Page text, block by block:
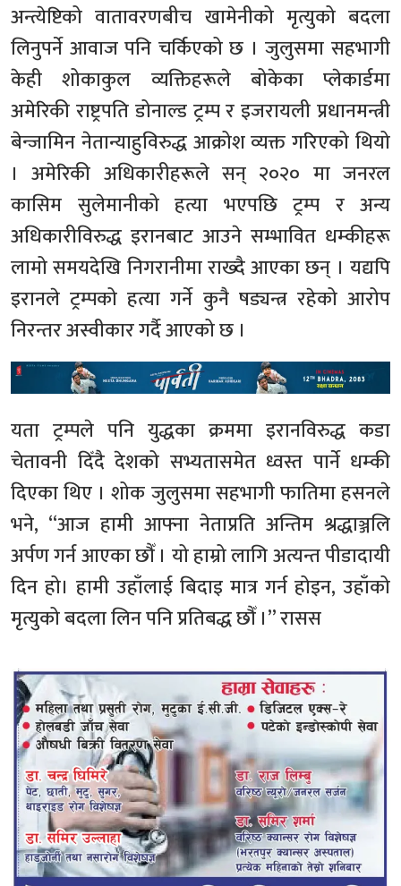
अन्त्येष्टिको वातावरणबीच खामेनीको मृत्युको बदला
लिनुपर्ने आवाज पनि चर्किएको छ । जुलुसमा सहभागी
केही शोकाकुल व्यक्तिहरूले बोकेका प्लेकार्डमा
अमेरिकी राष्ट्रपति डोनाल्ड ट्रम्प र इजरायली प्रधानमन्त्री
बेन्जामिन नेतान्याहुविरुद्ध आक्रोश व्यक्त गरिएको थियो
। अमेरिकी अधिकारीहरूले सन् २०२० मा जनरल
कासिम सुलेमानीको हत्या भएपछि ट्रम्प र अन्य
अधिकारीविरुद्ध इरानबाट आउने सम्भावित धम्कीहरू
लामो समयदेखि निगरानीमा राख्दै आएका छन् । यद्यपि
इरानले ट्रम्पको हत्या गर्ने कुनै षड्यन्त्र रहेको आरोप
निरन्तर अस्वीकार गर्दै आएको छ ।
यता ट्रम्पले पनि युद्धका क्रममा इरानविरुद्ध कडा
चेतावनी दिँदै देशको सभ्यतासमेत ध्वस्त पार्ने धम्की
दिएका थिए । शोक जुलुसमा सहभागी फातिमा हसनले
भने, “आज हामी आफ्ना नेताप्रति अन्तिम श्रद्धाञ्जलि
अर्पण गर्न आएका छौँ । यो हाम्रो लागि अत्यन्त पीडादायी
दिन हो। हामी उहाँलाई बिदाइ मात्र गर्न होइन, उहाँको
मृत्युको बदला लिन पनि प्रतिबद्ध छौँ ।” रासस